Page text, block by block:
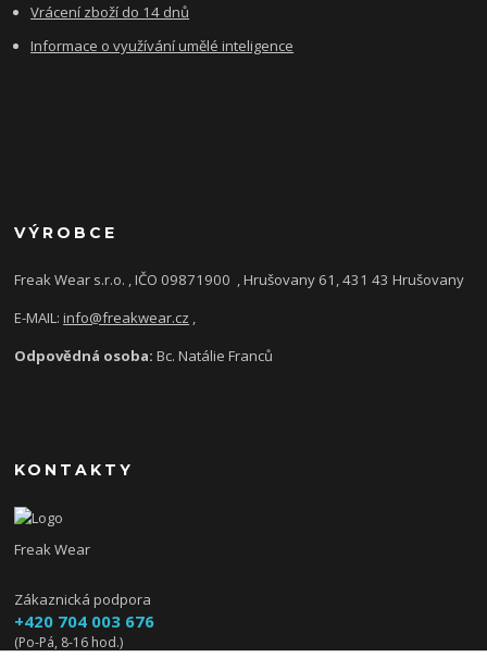
Vrácení zboží do 14 dnů
Informace o využívání umělé inteligence
VÝROBCE
Freak Wear s.r.o. , IČO 09871900 , Hrušovany 61, 431 43 Hrušovany
E-MAIL:info@freakwear.cz ,
Odpovědná osoba:Bc. Natálie Franců
KONTAKTY
Freak Wear
Zákaznická podpora
+420 704 003 676
(Po-Pá, 8-16 hod.)